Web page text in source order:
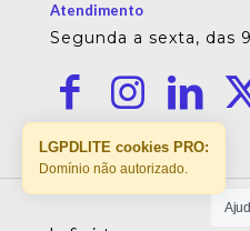
Atendimento
Segunda a sexta, das
LGPDLITE cookies PRO:
Domínio não autorizado.